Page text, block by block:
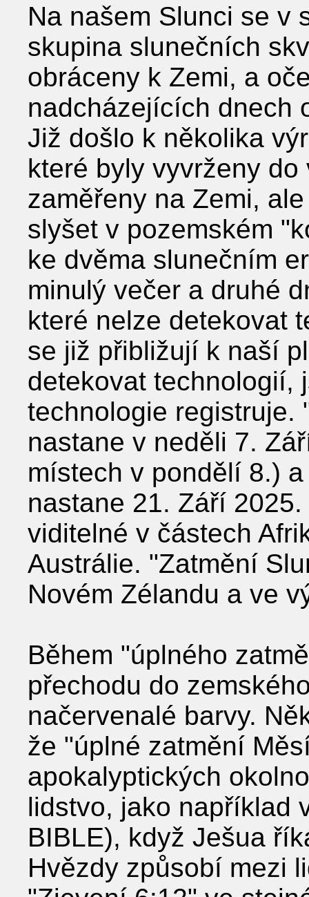
Na našem Slunci se v
skupina slunečních
obráceny k Zemi, a
nadcházejících dnech
Již došlo k několika
které byly vyvrženy
zaměřeny na Zemi,
slyšet v pozemském
ke dvěma slunečním
minulý večer a druhé
které nelze detekovat
se již přibližují k naší
detekovat technologií,
technologie registruje.
nastane v neděli 7.
místech v pondělí 8.)
nastane 21. Září
viditelné v částech
Austrálie. "Zatmění
Novém Zélandu a ve
Během "úplného
přechodu do
načervenalé barvy.
že "úplné zatmění
apokalyptických
lidstvo, jako například
BIBLE), když Ješua
Hvězdy způsobí mezi